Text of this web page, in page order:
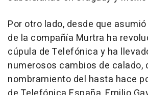
Por otro lado, desde que
de la compañía Murtra ha
cúpula de Telefónica y ha
numerosos cambios de calado,
nombramiento del hasta hace